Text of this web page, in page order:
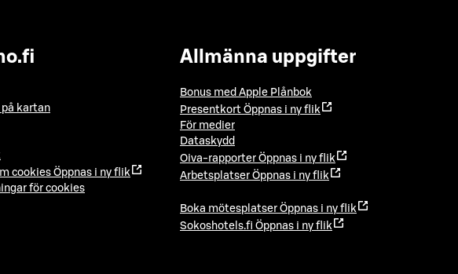
på kartan
cookies Öppnas i ny flik
för cookies
Allmänna uppgifter
Bonus med Apple Plånbok
Presentkort Öppnas i ny flik
För medier
Dataskydd
Oiva-rapporter Öppnas i ny flik
Arbetsplatser Öppnas i ny flik
Boka mötesplatser Öppnas i ny flik
Sokoshotels.fi Öppnas i ny flik